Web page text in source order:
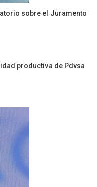
sobre el Juramento
productiva de Pdvsa